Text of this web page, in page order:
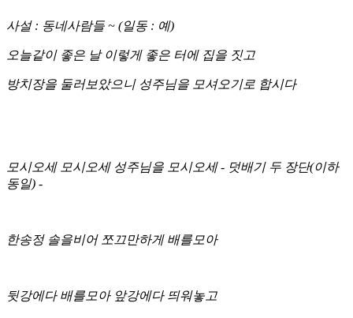
사설 : 동네사람들 ~ (일동 : 예)
오늘같이 좋은 날 이렇게 좋은 터에 집을 짓고
방치장을 둘러보았으니 성주님을 모셔오기로 합시다
모시오세 모시오세 성주님을 모시오세 - 덧배기 두 장단(이하
동일) -
한송정 솔을비어 쪼끄만하게 배를모아
뒷강에다 배를모아 앞강에다 띄워놓고